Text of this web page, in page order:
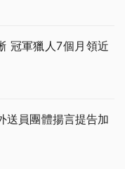
冠軍獵人7個月領近
送員團體揚言提告加